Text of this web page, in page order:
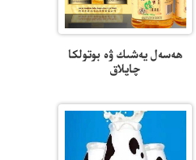
ھەسەل يەشىك ۋە بوتولكا
چاپلاق